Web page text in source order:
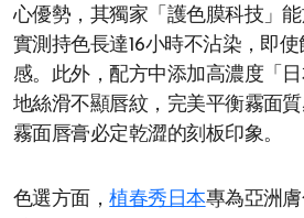
心優勢，其獨家「護色膜科技」
實測持色長達16小時不沾染，即
感。此外，配方中添加高濃度「
地絲滑不顯唇紋，完美平衡霧面
霧面唇膏必定乾澀的刻板印象。
色選方面，植春秀日本專為亞洲